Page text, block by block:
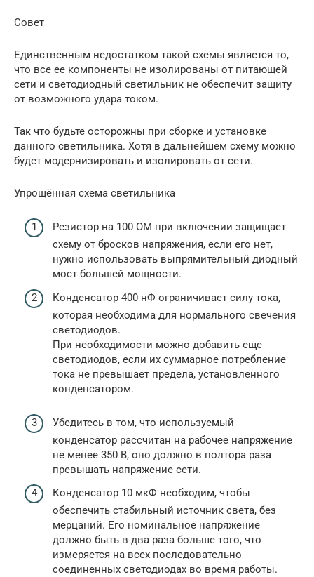
Совет
Единственным недостатком такой схемы является то,
что все ее компоненты не изолированы от питающей
сети и светодиодный светильник не обеспечит защиту
от возможного удара током.
Так что будьте осторожны при сборке и установке
данного светильника. Хотя в дальнейшем схему можно
будет модернизировать и изолировать от сети.
Упрощённая схема светильника
Резистор на 100 ОМ при включении защищает
схему от бросков напряжения, если его нет,
нужно использовать выпрямительный диодный
мост большей мощности.
Конденсатор 400 нФ ограничивает силу тока,
которая необходима для нормального свечения
светодиодов.
При необходимости можно добавить еще
светодиодов, если их суммарное потребление
тока не превышает предела, установленного
конденсатором.
Убедитесь в том, что используемый
конденсатор рассчитан на рабочее напряжение
не менее 350 В, оно должно в полтора раза
превышать напряжение сети.
Конденсатор 10 мкФ необходим, чтобы
обеспечить стабильный источник света, без
мерцаний. Его номинальное напряжение
должно быть в два раза больше того, что
измеряется на всех последовательно
соединенных светодиодах во время работы.